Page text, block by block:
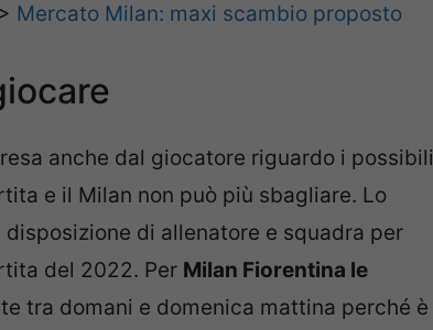
Mercato Milan: maxi scambio proposto
anche dal giocatore riguardo i possibili
e il Milan non può più sbagliare. Lo
di allenatore e squadra per
del 2022. Per Milan Fiorentina le
tra domani e domenica mattina perché è